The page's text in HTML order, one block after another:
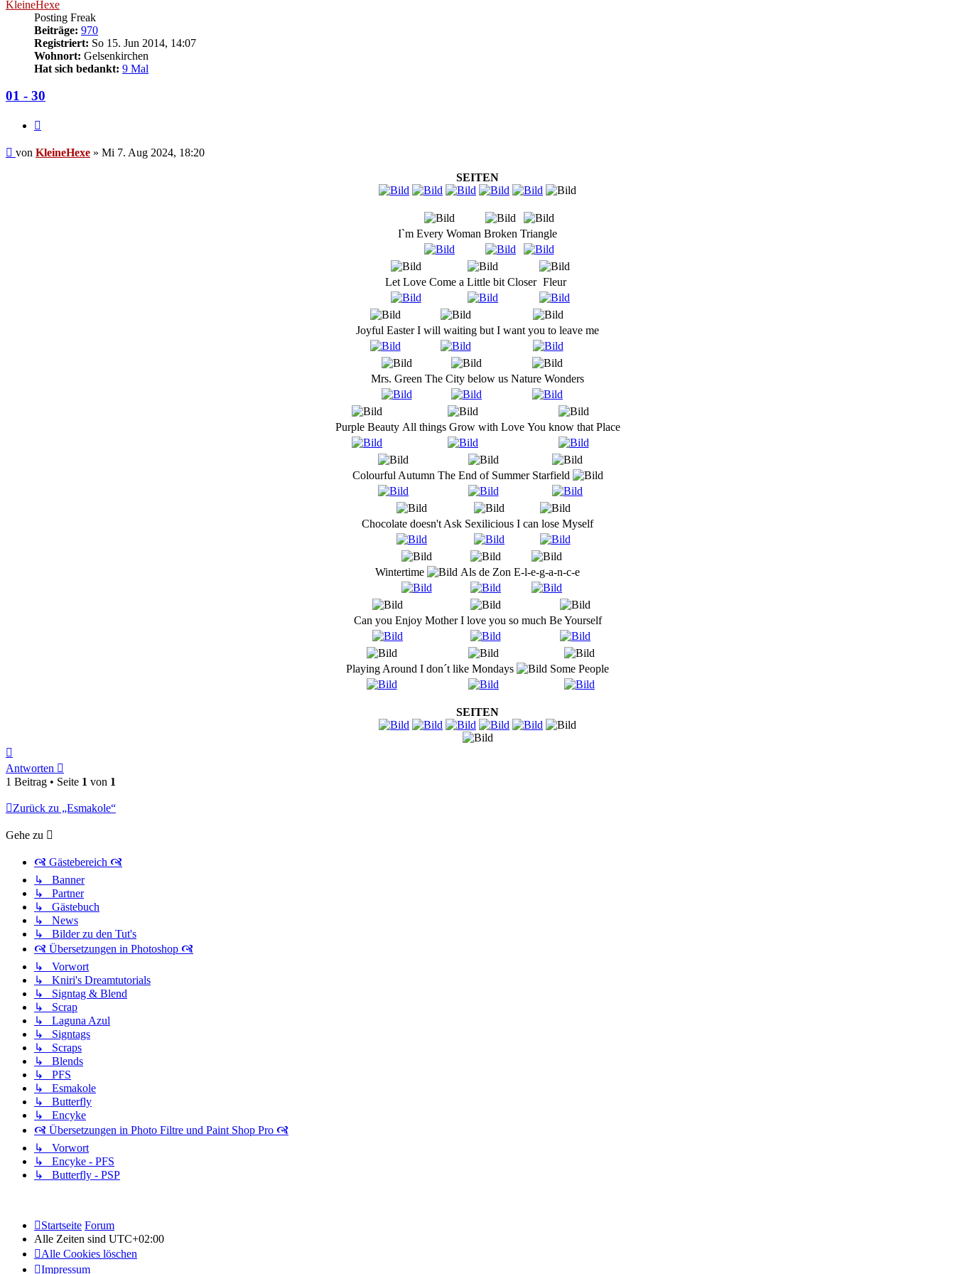
KleineHexe
Posting Freak
Beiträge: 970
Registriert: So 15. Jun 2014, 14:07
Wohnort: Gelsenkirchen
Hat sich bedankt: 9 Mal
01 - 30
Beitrag
von KleineHexe » Mi 7. Aug 2024, 18:20
SEITEN
I`m Every Woman Broken Triangle
Let Love Come a Little bit Closer Fleur
Joyful Easter I will waiting but I want you to leave me
Mrs. Green The City below us Nature Wonders
Purple Beauty All things Grow with Love You know that Place
Colourful Autumn The End of Summer Starfield
Chocolate doesn't Ask Sexilicious I can lose Myself
Wintertime Als de Zon E-l-e-g-a-n-c-e
Can you Enjoy Mother I love you so much Be Yourself
Playing Around I don´t like Mondays Some People
SEITEN
oben
Antworten
1 Beitrag • Seite 1 von 1
Zurück zu „Esmakole“
Gehe zu
🙧 Gästebereich 🙧
↳ Banner
↳ Partner
↳ Gästebuch
↳ News
↳ Bilder zu den Tut's
🙧 Übersetzungen in Photoshop 🙧
↳ Vorwort
↳ Kniri's Dreamtutorials
↳ Signtag & Blend
↳ Scrap
↳ Laguna Azul
↳ Signtags
↳ Scraps
↳ Blends
↳ PFS
↳ Esmakole
↳ Butterfly
↳ Encyke
🙧 Übersetzungen in Photo Filtre und Paint Shop Pro 🙧
↳ Vorwort
↳ Encyke - PFS
↳ Butterfly - PSP
Startseite Forum
Alle Zeiten sind UTC+02:00
Alle Cookies löschen
Impressum